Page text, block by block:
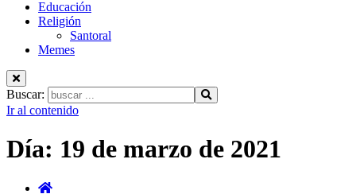
Educación
Religión
Santoral
Memes
Buscar:
Ir al contenido
Día: 19 de marzo de 2021